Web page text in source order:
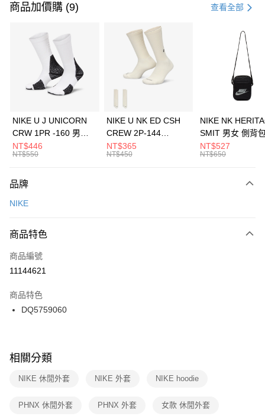
信用卡一次付款
3 期 0 利率 每期 21家銀行
合作金庫商業銀行
第一商業銀行
華南商業銀行
彰化商業銀行
上海商業儲蓄銀行
元大商業銀行
台灣樂天信用卡公司
Apple Pay
全盈+PAY
AFTEE先享後付
【關於「AFTEE先享後付」】
便利好安心！
３．安心：先確認商品／服務後，再付款。
【「AFTEE先享後付」結帳流程】
１．於結帳方式選擇「AFTEE先享後付」後，將跳轉至「AFTEE先享後付」
２．訂單成立數日內，您將收到繳費通知簡訊。
３．收到繳費通知簡訊後14天內，點擊此簡訊中的連結，可透過四大超商／
ATM／網路銀行／等多元方式進行付款，方視為交易完成。
※ 交易是否成功請以「AFTEE先享後付 」之結帳頁面顯示為準，若有關於
是否繳費成功／繳費後需取消欲退款等相關疑問，請聯繫「AFTEE先享後付
客戶支援中心」https://netprotections.freshdesk.com/support/home
１．透過由恩沛科技股份有限公司提供之「AFTEE先享後付」服務完成之交
運送方式
每筆NT$100，滿NT$1,500(含以上)免運費
宅配
每筆NT$100，滿NT$1,500(含以上)免運費
付款後門市自取
每筆NT$100，滿NT$1,500(含以上)免運費
商品加價購 (9) 查看全部
NIKE U J UNICORN
CRW 1PR -160 男女
中統襪 FZ3393100
NT$446
NT$550
NIKE U NK ED CSH
CREW 2P-144
EMBRDY 男女 短統襪
FZ3073133
NT$365
NT$450
NIKE NK
SMIT 男女 側背
BA5871010
NT$527
NT$650
品牌
NIKE
商品特色
商品編號
11144621
商品特色
DQ5759060
相關分類
NIKE 休閒外套 NIKE 外套 NIKE hoodie
PHNX 休閒外套 PHNX 外套 女款 休閒外套